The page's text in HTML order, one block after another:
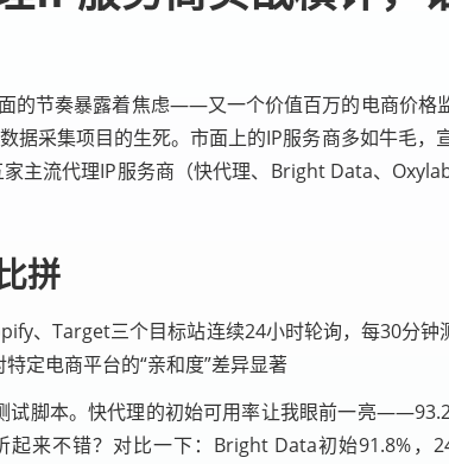
的节奏暴露着焦虑——又一个价值百万的电商价格
据采集项目的生死。市面上的IP服务商多如牛毛
主流代理IP服务商（快代理、Bright Data、
拼
、Target三个目标站连续24小时轮询，每30分
定电商平台的“亲和度”差异显著
脚本。快代理的初始可用率让我眼前一亮
来不错？对比一下：Bright Data初始91.8%，